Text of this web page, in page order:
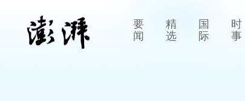
要
闻
精
选
国
际
时
事